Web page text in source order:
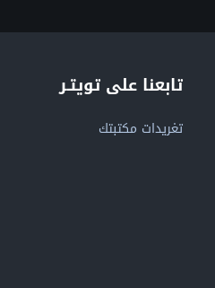
تابعنا على تويتـر
تغريدات مكتبتك